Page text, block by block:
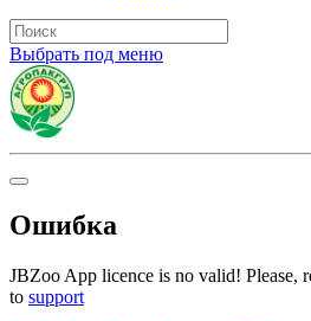
Выбрать под меню
Ошибка
JBZoo App licence is no valid! Please,
to support